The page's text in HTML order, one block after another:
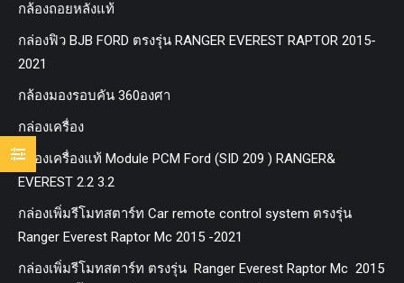
กล้องถอยหลังแท้
กล่องฟิว BJB FORD ตรงรุ่น RANGER EVEREST RAPTOR 2015-
2021
กล้องมองรอบคัน 360องศา
กล่องเครื่อง
กล่องเครื่องแท้ Module PCM Ford (SID 209 ) RANGER&
EVEREST 2.2 3.2
กล่องเพิ่มรีโมทสตาร์ท Car remote control system ตรงรุ่น
Ranger Everest Raptor Mc 2015 -2021
กล่องเพิ่มรีโมทสตาร์ท ตรงรุ่น Ranger Everest Raptor Mc 2015